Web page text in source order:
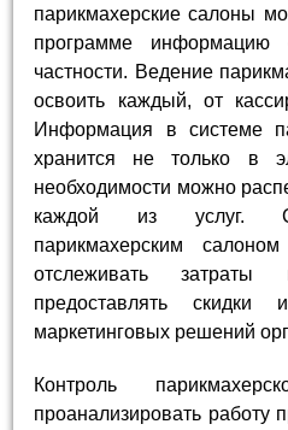
парикмахерские салоны
программе
частности. Ведение
освоить каждый, от
Информация в системе
хранится не только в
необходимости можно
каждой из услуг.
парикмахерским
отслеживать
предоставлять
маркетинговых решений
Контроль
проанализировать работу